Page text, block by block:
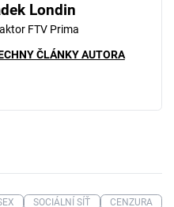
Londin
FTV Prima
ČLÁNKY AUTORA
SOCIÁLNÍ SÍŤ
CENZURA